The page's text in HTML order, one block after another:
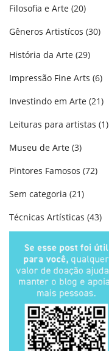
Filosofia e Arte (20)
Gêneros Artistícos (30)
História da Arte (29)
Impressão Fine Arts (6)
Investindo em Arte (21)
Leituras para artistas (1)
Museu de Arte (3)
Pintores Famosos (72)
Sem categoria (21)
Técnicas Artísticas (43)